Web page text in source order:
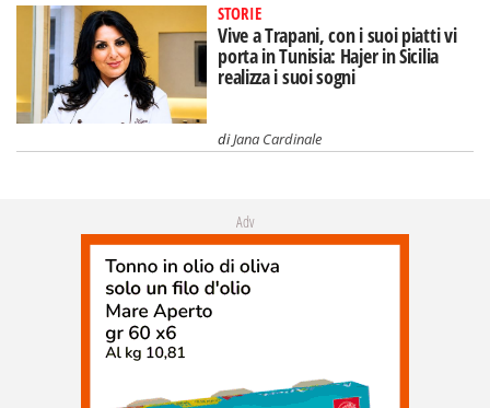
STORIE
Vive a Trapani, con i suoi piatti vi
porta in Tunisia: Hajer in Sicilia
realizza i suoi sogni
diJana Cardinale
Adv